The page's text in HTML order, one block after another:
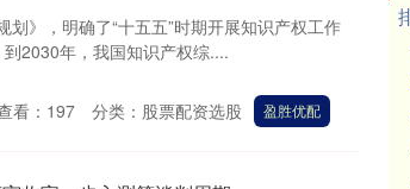
划》，明确了“十五五”时期开展知识产权工作
2030年，我国知识产权综....
看： 197 分类： 股票配资选股 盈胜优配